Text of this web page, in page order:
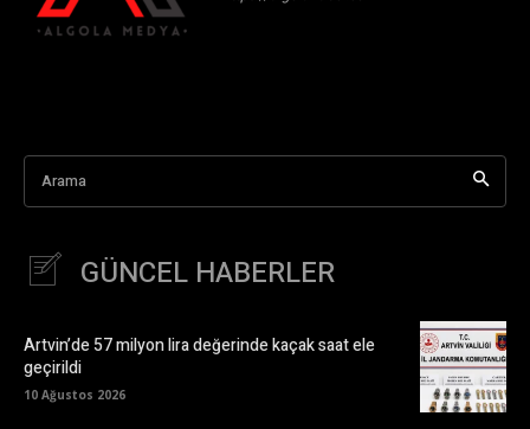
Arama
GÜNCEL HABERLER
Artvin’de 57 milyon lira değerinde kaçak saat ele
geçirildi
10 Ağustos 2026